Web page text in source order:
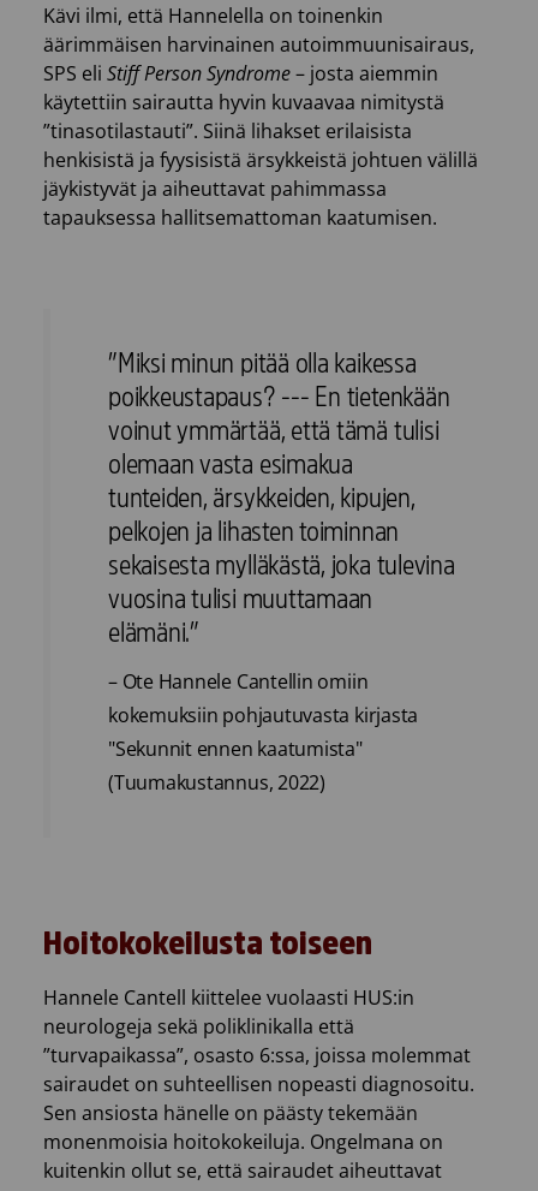
Kävi ilmi, että Hannelella on toinenkin
äärimmäisen harvinainen autoimmuunisairaus,
SPS eli Stiff Person Syndrome– josta aiemmin
käytettiin sairautta hyvin kuvaavaa nimitystä
”tinasotilastauti”. Siinä lihakset erilaisista
henkisistä ja fyysisistä ärsykkeistä johtuen välillä
jäykistyvät ja aiheuttavat pahimmassa
tapauksessa hallitsemattoman kaatumisen.
”Miksi minun pitää olla kaikessa
poikkeustapaus? --- En tietenkään
voinut ymmärtää, että tämä tulisi
olemaan vasta esimakua
tunteiden, ärsykkeiden, kipujen,
pelkojen ja lihasten toiminnan
sekaisesta mylläkästä, joka tulevina
vuosina tulisi muuttamaan
elämäni.”
– Ote Hannele Cantellin omiin
kokemuksiin pohjautuvasta kirjasta
"Sekunnit ennen kaatumista"
(Tuumakustannus, 2022)
Hoitokokeilusta toiseen
Hannele Cantell kiittelee vuolaasti HUS:in
neurologeja sekä poliklinikalla että
”turvapaikassa”, osasto 6:ssa, joissa molemmat
sairaudet on suhteellisen nopeasti diagnosoitu.
Sen ansiosta hänelle on päästy tekemään
monenmoisia hoitokokeiluja. Ongelmana on
kuitenkin ollut se, että sairaudet aiheuttavat